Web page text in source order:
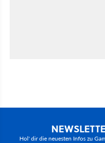
Hol' dir die neuesten Infos zu